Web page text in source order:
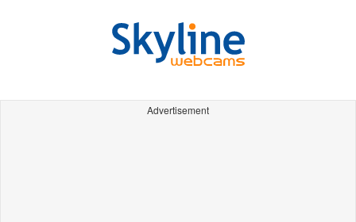
Advertisement